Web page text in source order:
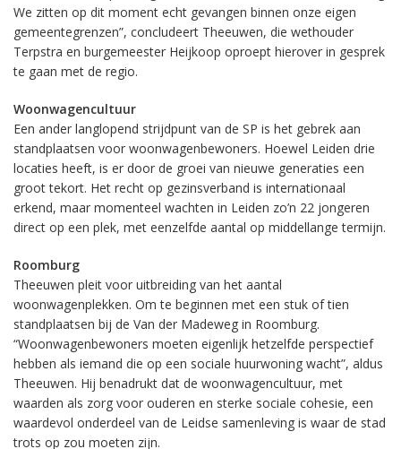
We zitten op dit moment echt gevangen binnen onze eigen
gemeentegrenzen”, concludeert Theeuwen, die wethouder
Terpstra en burgemeester Heijkoop oproept hierover in gesprek
te gaan met de regio.
Woonwagencultuur
Een ander langlopend strijdpunt van de SP is het gebrek aan
standplaatsen voor woonwagenbewoners. Hoewel Leiden drie
locaties heeft, is er door de groei van nieuwe generaties een
groot tekort. Het recht op gezinsverband is internationaal
erkend, maar momenteel wachten in Leiden zo’n 22 jongeren
direct op een plek, met eenzelfde aantal op middellange termijn.
Roomburg
Theeuwen pleit voor uitbreiding van het aantal
woonwagenplekken. Om te beginnen met een stuk of tien
standplaatsen bij de Van der Madeweg in Roomburg.
“Woonwagenbewoners moeten eigenlijk hetzelfde perspectief
hebben als iemand die op een sociale huurwoning wacht”, aldus
Theeuwen. Hij benadrukt dat de woonwagencultuur, met
waarden als zorg voor ouderen en sterke sociale cohesie, een
waardevol onderdeel van de Leidse samenleving is waar de stad
trots op zou moeten zijn.